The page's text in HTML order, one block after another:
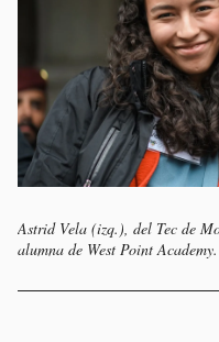
Astrid Vela (izq.), del Tec de
alumna de West Point Academy.